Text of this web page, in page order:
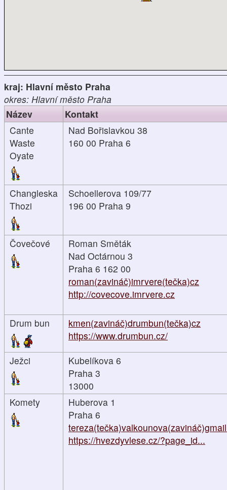
kraj: Hlavní město Praha
okres: Hlavní město Praha
Název
Kontakt
Cante
Waste
Oyate
Nad Bořislavkou 38
160 00 Praha 6
Changleska
Thozi
Schoellerova 109/77
196 00 Praha 9
Čovečové
Roman Směták
Nad Octárnou 3
Praha 6 162 00
roman(zavináč)imrvere(tečka)cz
http://covecove.imrvere.cz
Drum bun
kmen(zavináč)drumbun(tečka)cz
https://www.drumbun.cz/
Ježci
Kubelíkova 6
Praha 3
13000
Komety
Huberova 1
Praha 6
https://hvezdyvlese.cz/?page_id...